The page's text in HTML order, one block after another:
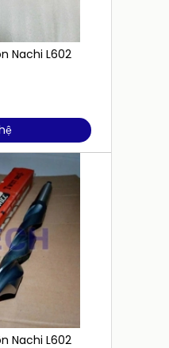
Nachi L602
Nachi L602